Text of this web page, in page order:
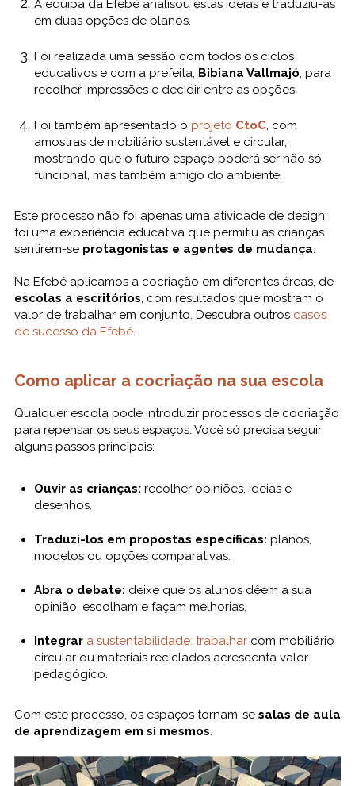
A equipa da Efebé analisou estas ideias e traduziu-as
em duas opções de planos.
Foi realizada uma sessão com todos os ciclos
educativos e com a prefeita, Bibiana Vallmajó, para
recolher impressões e decidir entre as opções.
Foi também apresentado o projeto CtoC, com
amostras de mobiliário sustentável e circular,
mostrando que o futuro espaço poderá ser não só
funcional, mas também amigo do ambiente.
Este processo não foi apenas uma atividade de design:
foi uma experiência educativa que permitiu às crianças
sentirem-se protagonistas e agentes de mudança.
Na Efebé aplicamos a cocriação em diferentes áreas, de
escolas a escritórios, com resultados que mostram o
valor de trabalhar em conjunto. Descubra outros casos
de sucesso da Efebé.
Como aplicar a cocriação na sua escola
Qualquer escola pode introduzir processos de cocriação
para repensar os seus espaços. Você só precisa seguir
alguns passos principais:
Ouvir as crianças: recolher opiniões, ideias e
desenhos.
Traduzi-los em propostas específicas: planos,
modelos ou opções comparativas.
Abra o debate: deixe que os alunos dêem a sua
opinião, escolham e façam melhorias.
Integrar a sustentabilidade: trabalharcom mobiliário
circular ou materiais reciclados acrescenta valor
pedagógico.
Com este processo, os espaços tornam-se salas de aula
de aprendizagem em si mesmos.